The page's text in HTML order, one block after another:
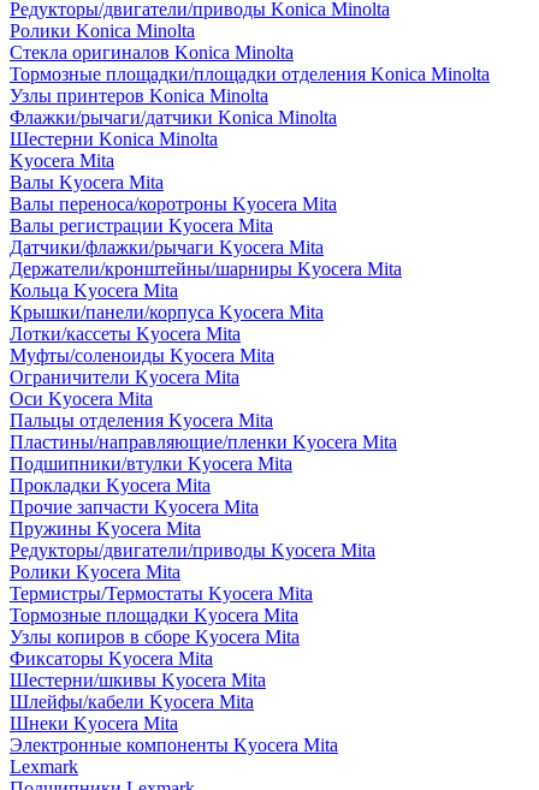
Редукторы/двигатели/приводы Konica Minolta
Ролики Konica Minolta
Стекла оригиналов Konica Minolta
Тормозные площадки/площадки отделения Konica Minolta
Узлы принтеров Konica Minolta
Флажки/рычаги/датчики Konica Minolta
Шестерни Konica Minolta
Kyocera Mita
Валы Kyocera Mita
Валы переноса/коротроны Kyocera Mita
Валы регистрации Kyocera Mita
Датчики/флажки/рычаги Kyocera Mita
Держатели/кронштейны/шарниры Kyocera Mita
Кольца Kyocera Mita
Крышки/панели/корпуса Kyocera Mita
Лотки/кассеты Kyocera Mita
Муфты/соленоиды Kyocera Mita
Ограничители Kyocera Mita
Оси Kyocera Mita
Пальцы отделения Kyocera Mita
Пластины/направляющие/пленки Kyocera Mita
Подшипники/втулки Kyocera Mita
Прокладки Kyocera Mita
Прочие запчасти Kyocera Mita
Пружины Kyocera Mita
Редукторы/двигатели/приводы Kyocera Mita
Ролики Kyocera Mita
Термистры/Термостаты Kyocera Mita
Тормозные площадки Kyocera Mita
Узлы копиров в сборе Kyocera Mita
Фиксаторы Kyocera Mita
Шестерни/шкивы Kyocera Mita
Шлейфы/кабели Kyocera Mita
Шнеки Kyocera Mita
Электронные компоненты Kyocera Mita
Lexmark